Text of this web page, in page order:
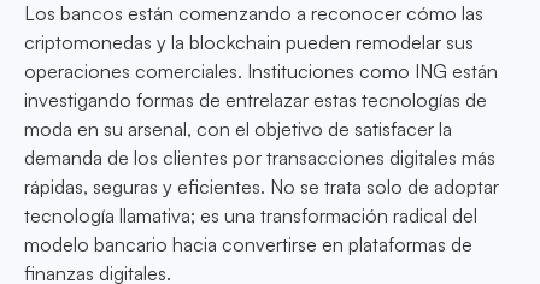
Los bancos están comenzando a reconocer cómo las
criptomonedas y la blockchain pueden remodelar sus
operaciones comerciales. Instituciones como ING están
investigando formas de entrelazar estas tecnologías de
moda en su arsenal, con el objetivo de satisfacer la
demanda de los clientes por transacciones digitales más
rápidas, seguras y eficientes. No se trata solo de adoptar
tecnología llamativa; es una transformación radical del
modelo bancario hacia convertirse en plataformas de
finanzas digitales.